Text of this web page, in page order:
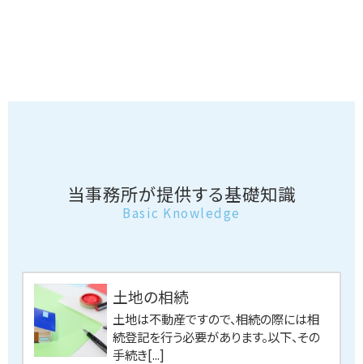
当事務所が提供する基礎知識
Basic Knowledge
土地の相続
土地は不動産ですので、相続の際には相
続登記を行う必要があります。以下、その
手続き[...]